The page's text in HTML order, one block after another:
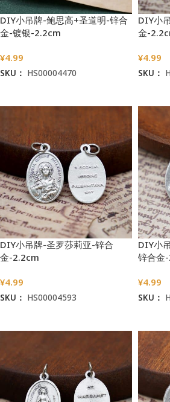
DIY小吊牌-鲍思高+圣道明-锌合
金-镀银-2.2cm
¥4.99
SKU： HS00004470
DIY小
金-
¥4.99
SKU：
DIY小吊牌-圣罗莎莉亚-锌合
金-2.2cm
¥4.99
SKU： HS00004593
DIY小
锌合金
¥4.99
SKU：